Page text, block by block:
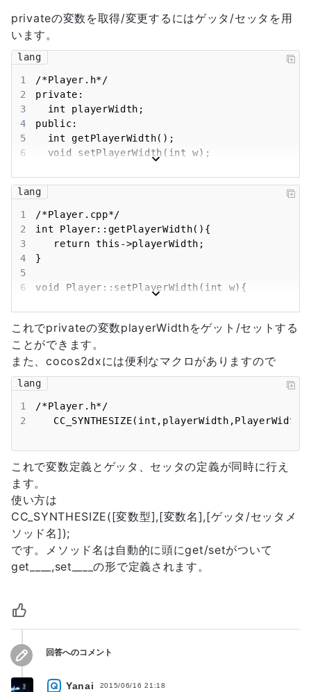
privateの変数を取得/変更するにはゲッタ/セッタを用
います。
lang
1
2
3
4
5
6
  void setPlayerWidth(int w);
lang
1
2
3
4
5
6
これでprivateの変数playerWidthをゲット/セットする
ことができます。
また、cocos2dxには便利なマクロがありますので
lang
1
2
これで変数定義とゲッタ、セッタの定義が同時に行え
ます。
使い方は
CC_SYNTHESIZE([変数型],[変数名],[ゲッタ/セッタメ
ソッド名]);
です。メソッド名は自動的に頭にget/setがついて
get____,set____の形で定義されます。
回答へのコメント
Yanai 2015/06/16 21:18